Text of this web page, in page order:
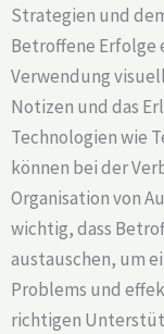
Strategien und
Betroffene Erfolge
Verwendung
Notizen und das
Technologien wie
können bei der
Organisation von
wichtig, dass
austauschen, um
Problems und
richtigen